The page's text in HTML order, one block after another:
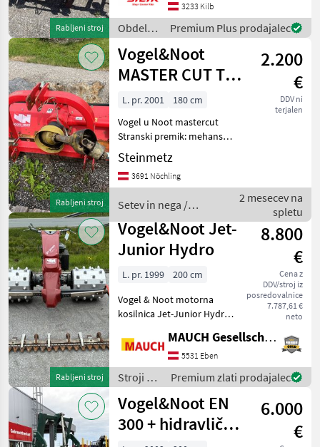
Rabljeni stroj
3233 Kilb
Obdelava
tal /
Vogel&Noot
Premium Plus prodajalec
Rabljeni stroj
Vogel&Noot
MASTER CUT TK
160
2.200
€
DDV ni
terjalen
L. pr. 2001
180 cm
Vogel u Noot mastercut
Stranski premik: mehanski,
Zadnji goseničarski valj
Setev in nega Mulčer s
kladivi
Steinmetz
3691 Nöchling
Setev in nega /
Vogel&Noot
2 mesecev na
spletu
Rabljeni stroj
Vogel&Noot Jet-
Junior Hydro
8.800
€
Cena z
DDV/stroj iz
posredovalnice
7.787,61 €
neto
L. pr. 1999
200 cm
Vogel & Noot motorna
kosilnica Jet-Junior Hydro,
bodičastimi valji, kosilni
mehanizem DM; Stroj je na
zalogi v Ebenu v Pongau.
Vesel b
MAUCH Gesellschaft m.b.H. & Co.KG, Eben
5531 Eben
Stroji z
motorji /
Vogel&Noot
Premium zlati prodajalec
Vogel&Noot EN
300 + hidravlični
6.000
€